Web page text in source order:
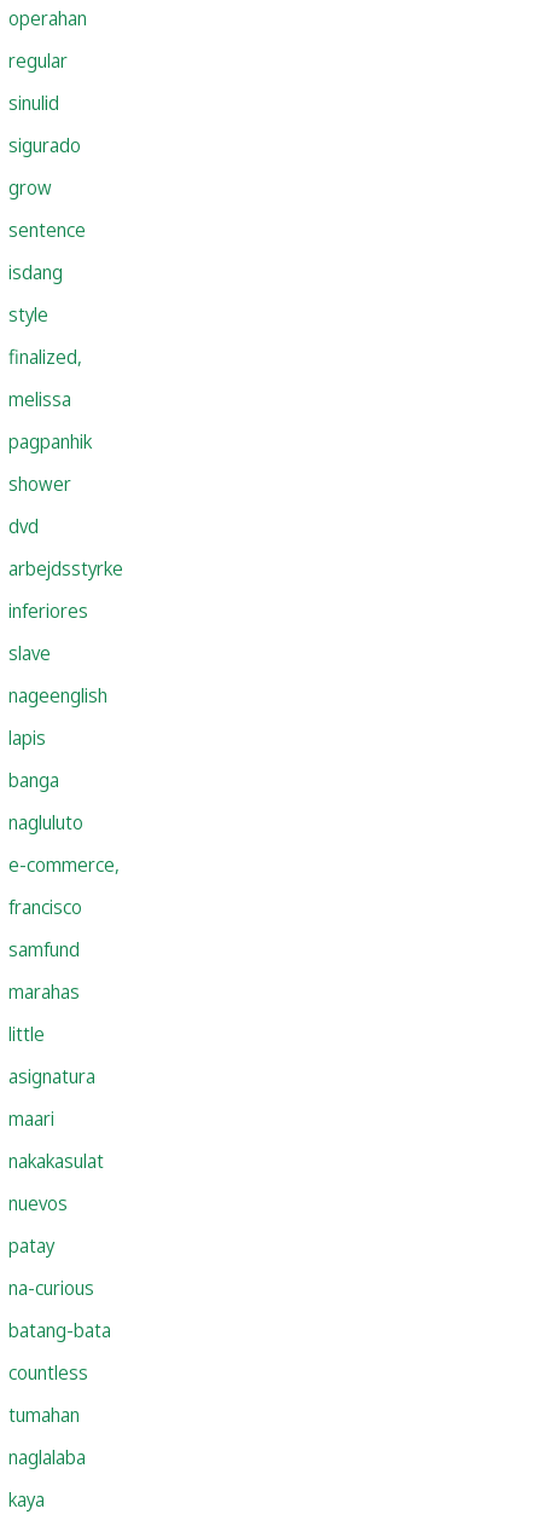
operahan
regular
sinulid
sigurado
grow
sentence
isdang
style
finalized,
melissa
pagpanhik
shower
dvd
arbejdsstyrke
inferiores
slave
nageenglish
lapis
banga
nagluluto
e-commerce,
francisco
samfund
marahas
little
asignatura
maari
nakakasulat
nuevos
patay
na-curious
batang-bata
countless
tumahan
naglalaba
kaya